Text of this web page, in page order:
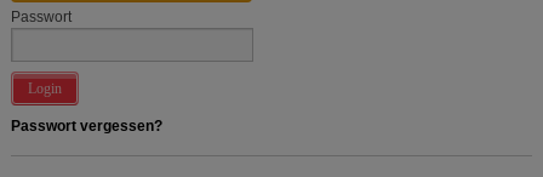
Passwort
Login
Passwort vergessen?